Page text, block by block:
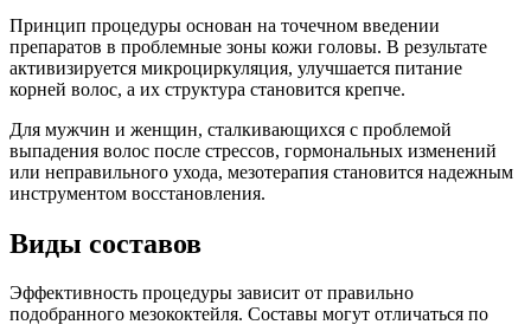
Принцип процедуры основан на точечном введении
препаратов в проблемные зоны кожи головы. В результате
активизируется микроциркуляция, улучшается питание
корней волос, а их структура становится крепче.
Для мужчин и женщин, сталкивающихся с проблемой
выпадения волос после стрессов, гормональных изменений
или неправильного ухода, мезотерапия становится надежным
инструментом восстановления.
Виды составов
Эффективность процедуры зависит от правильно
подобранного мезококтейля. Составы могут отличаться по